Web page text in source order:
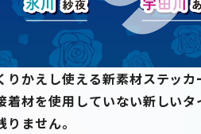
りかえし使える新素材ステッ
着材を使用していない新しい
りません。